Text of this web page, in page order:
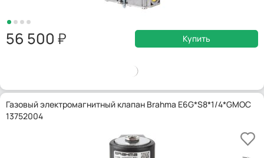
56 500 Купить
Газовый электромагнитный клапан Brahma E6G*S8*1/4*GMOC
13752004